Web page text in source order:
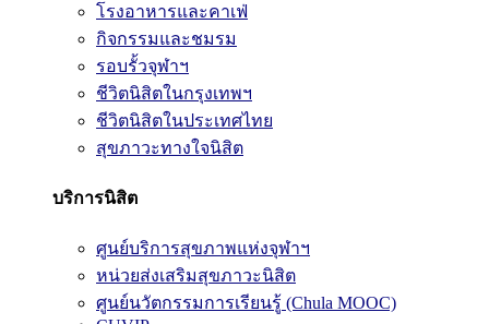
โรงอาหารและคาเฟ่
กิจกรรมและชมรม
รอบรั้วจุฬาฯ
ชีวิตนิสิตในกรุงเทพฯ
ชีวิตนิสิตในประเทศไทย
สุขภาวะทางใจนิสิต
บริการนิสิต
ศูนย์บริการสุขภาพแห่งจุฬาฯ
หน่วยส่งเสริมสุขภาวะนิสิต
ศูนย์นวัตกรรมการเรียนรู้ (Chula MOOC)